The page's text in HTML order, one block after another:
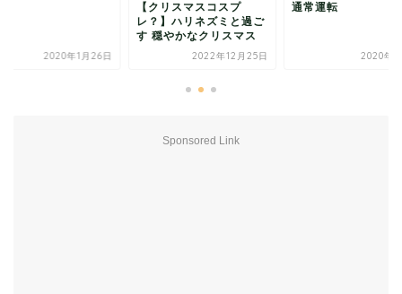
2020年1月26日
【クリスマスコスプ
レ？】ハリネズミと過ご
す 穏やかなクリスマス
2022年12月25日
通常運転
2020年1
Sponsored Link